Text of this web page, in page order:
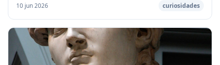
medida que fluye el calor cambia el es...
10 jun 2026 curiosidades